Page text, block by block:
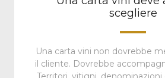
scegliere
Una carta vini non dovrebbe
il cliente. Dovrebbe